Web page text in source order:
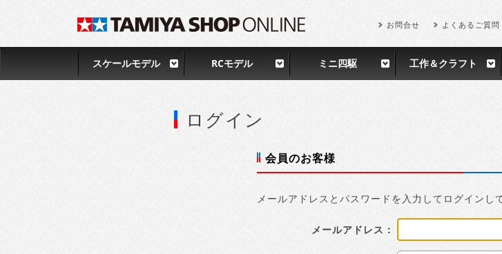
お問合せ よくあるご質問
スケールモデル RCモデル ミニ四駆 工作＆クラフト
ログイン
会員のお客様
メールアドレスとパスワードを入力してログインし
メールアドレス：